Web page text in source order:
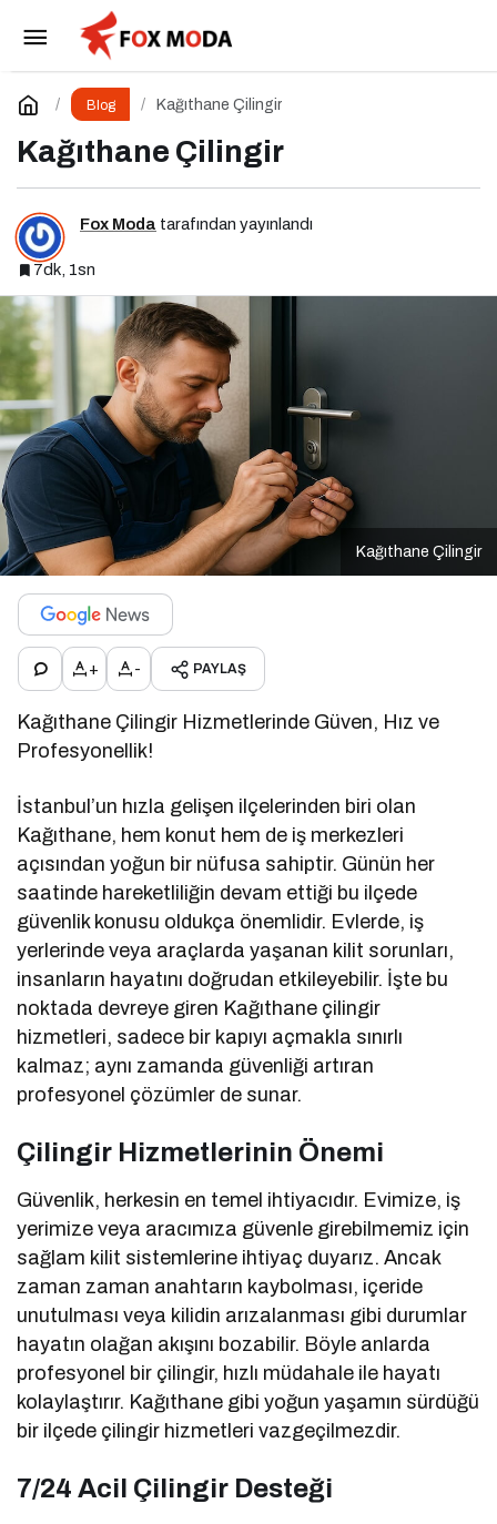
Blog Kağıthane Çilingir
Kağıthane Çilingir
Fox Moda tarafından yayınlandı
7dk, 1sn
Kağıthane Çilingir
+ - PAYLAŞ
Kağıthane Çilingir Hizmetlerinde Güven, Hız ve
Profesyonellik!
İstanbul’un hızla gelişen ilçelerinden biri olan
Kağıthane, hem konut hem de iş merkezleri
açısından yoğun bir nüfusa sahiptir. Günün her
saatinde hareketliliğin devam ettiği bu ilçede
güvenlik konusu oldukça önemlidir. Evlerde, iş
yerlerinde veya araçlarda yaşanan kilit sorunları,
insanların hayatını doğrudan etkileyebilir. İşte bu
noktada devreye giren Kağıthane çilingir
hizmetleri, sadece bir kapıyı açmakla sınırlı
kalmaz; aynı zamanda güvenliği artıran
profesyonel çözümler de sunar.
Çilingir Hizmetlerinin Önemi
Güvenlik, herkesin en temel ihtiyacıdır. Evimize, iş
yerimize veya aracımıza güvenle girebilmemiz için
sağlam kilit sistemlerine ihtiyaç duyarız. Ancak
zaman zaman anahtarın kaybolması, içeride
unutulması veya kilidin arızalanması gibi durumlar
hayatın olağan akışını bozabilir. Böyle anlarda
profesyonel bir çilingir, hızlı müdahale ile hayatı
kolaylaştırır. Kağıthane gibi yoğun yaşamın sürdüğü
bir ilçede çilingir hizmetleri vazgeçilmezdir.
7/24 Acil Çilingir Desteği
Kurumsal Blog Yönetimi Nedir? Niye Önemlidir?
Kurumsal Blog Yönetimi Nasıl Yapılır?
Yorum Yap